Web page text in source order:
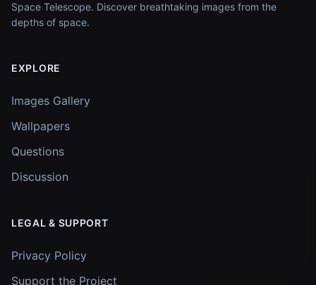
Space Telescope. Discover breathtaking images from the
depths of space.
EXPLORE
Images Gallery
Wallpapers
Questions
Discussion
LEGAL & SUPPORT
Privacy Policy
Support the Project